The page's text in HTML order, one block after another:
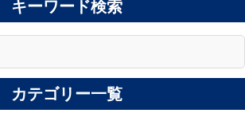
キーワード検索
カテゴリー一覧